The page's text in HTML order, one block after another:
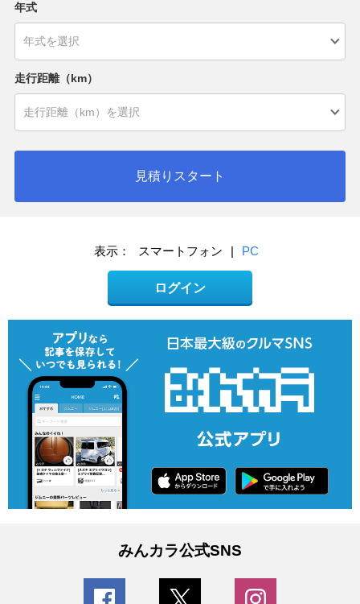
年式
走行距離（km）
見積りスタート
表示： スマートフォン | PC
ログイン
みんカラ公式SNS